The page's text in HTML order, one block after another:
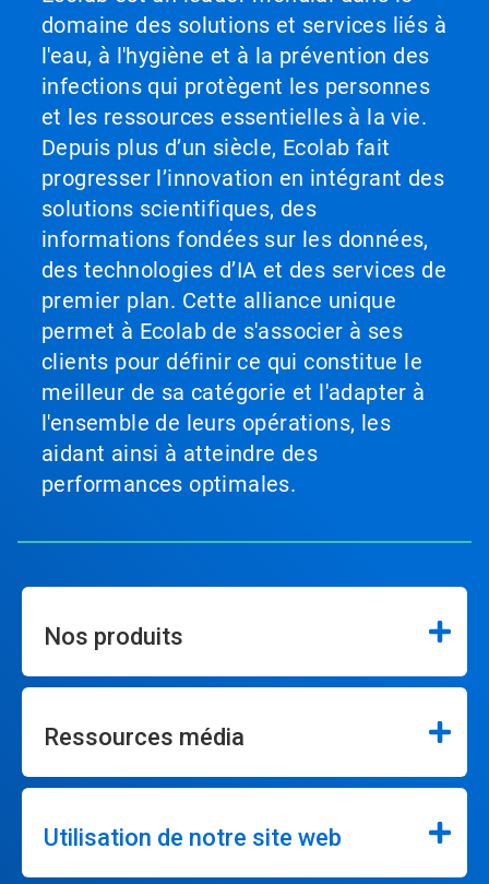
domaine des solutions et services liés à
l'eau, à l'hygiène et à la prévention des
infections qui protègent les personnes
et les ressources essentielles à la vie.
Depuis plus d’un siècle, Ecolab fait
progresser l’innovation en intégrant des
solutions scientifiques, des
informations fondées sur les données,
des technologies d’IA et des services de
premier plan. Cette alliance unique
permet à Ecolab de s'associer à ses
clients pour définir ce qui constitue le
meilleur de sa catégorie et l'adapter à
l'ensemble de leurs opérations, les
aidant ainsi à atteindre des
performances optimales.
Nos produits
Ressources média
Utilisation de notre site web